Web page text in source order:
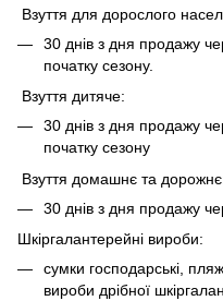
Взуття для дорослого
30 днів з дня продажу
початку сезону.
Взуття дитяче:
30 днів з дня продажу
початку сезону
Взуття домашнє та
30 днів з дня продажу
Шкіргалантерейні вироби:
сумки господарські,
вироби дрібної